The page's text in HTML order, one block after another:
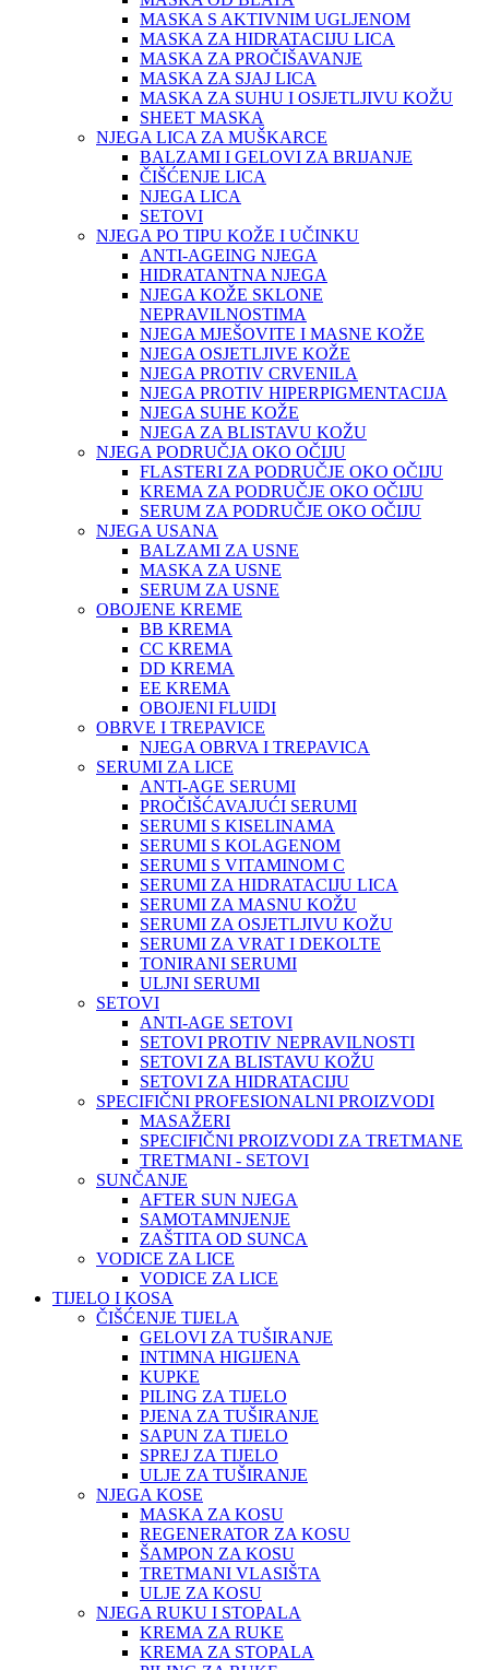
MASKA S AKTIVNIM UGLJENOM
MASKA ZA HIDRATACIJU LICA
MASKA ZA PROČIŠAVANJE
MASKA ZA SJAJ LICA
MASKA ZA SUHU I OSJETLJIVU KOŽU
SHEET MASKA
NJEGA LICA ZA MUŠKARCE
BALZAMI I GELOVI ZA BRIJANJE
ČIŠĆENJE LICA
NJEGA LICA
SETOVI
NJEGA PO TIPU KOŽE I UČINKU
ANTI-AGEING NJEGA
HIDRATANTNA NJEGA
NJEGA KOŽE SKLONE
NEPRAVILNOSTIMA
NJEGA MJEŠOVITE I MASNE KOŽE
NJEGA OSJETLJIVE KOŽE
NJEGA PROTIV CRVENILA
NJEGA PROTIV HIPERPIGMENTACIJA
NJEGA SUHE KOŽE
NJEGA ZA BLISTAVU KOŽU
NJEGA PODRUČJA OKO OČIJU
FLASTERI ZA PODRUČJE OKO OČIJU
KREMA ZA PODRUČJE OKO OČIJU
SERUM ZA PODRUČJE OKO OČIJU
NJEGA USANA
BALZAMI ZA USNE
MASKA ZA USNE
SERUM ZA USNE
OBOJENE KREME
BB KREMA
CC KREMA
DD KREMA
EE KREMA
OBOJENI FLUIDI
OBRVE I TREPAVICE
NJEGA OBRVA I TREPAVICA
SERUMI ZA LICE
ANTI-AGE SERUMI
PROČIŠĆAVAJUĆI SERUMI
SERUMI S KISELINAMA
SERUMI S KOLAGENOM
SERUMI S VITAMINOM C
SERUMI ZA HIDRATACIJU LICA
SERUMI ZA MASNU KOŽU
SERUMI ZA OSJETLJIVU KOŽU
SERUMI ZA VRAT I DEKOLTE
TONIRANI SERUMI
ULJNI SERUMI
SETOVI
ANTI-AGE SETOVI
SETOVI PROTIV NEPRAVILNOSTI
SETOVI ZA BLISTAVU KOŽU
SETOVI ZA HIDRATACIJU
SPECIFIČNI PROFESIONALNI PROIZVODI
MASAŽERI
SPECIFIČNI PROIZVODI ZA TRETMANE
TRETMANI - SETOVI
SUNČANJE
AFTER SUN NJEGA
SAMOTAMNJENJE
ZAŠTITA OD SUNCA
VODICE ZA LICE
VODICE ZA LICE
TIJELO I KOSA
ČIŠĆENJE TIJELA
GELOVI ZA TUŠIRANJE
INTIMNA HIGIJENA
KUPKE
PILING ZA TIJELO
PJENA ZA TUŠIRANJE
SAPUN ZA TIJELO
SPREJ ZA TIJELO
ULJE ZA TUŠIRANJE
NJEGA KOSE
MASKA ZA KOSU
REGENERATOR ZA KOSU
ŠAMPON ZA KOSU
TRETMANI VLASIŠTA
ULJE ZA KOSU
NJEGA RUKU I STOPALA
KREMA ZA RUKE
KREMA ZA STOPALA